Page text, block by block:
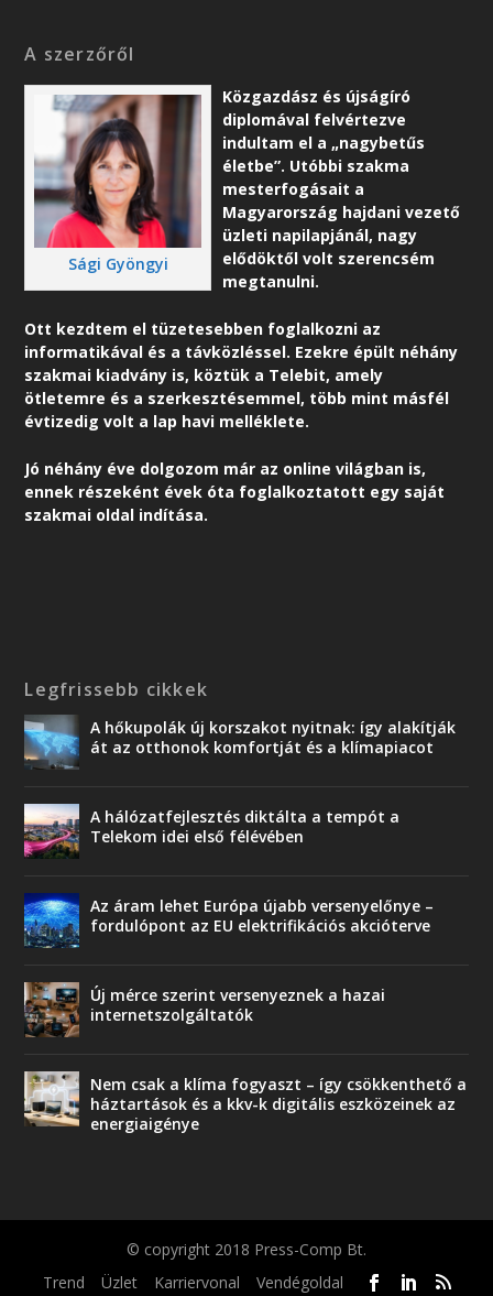
A szerzőről
Sági Gyöngyi
Közgazdász és újságíró
diplomával felvértezve
indultam el a „nagybetűs
életbe”. Utóbbi szakma
mesterfogásait a
Magyarország hajdani vezető
üzleti napilapjánál, nagy
elődöktől volt szerencsém
megtanulni.
Ott kezdtem el tüzetesebben foglalkozni az
informatikával és a távközléssel. Ezekre épült néhány
szakmai kiadvány is, köztük a Telebit, amely
ötletemre és a szerkesztésemmel, több mint másfél
évtizedig volt a lap havi melléklete.
Jó néhány éve dolgozom már az online világban is,
ennek részeként évek óta foglalkoztatott egy saját
szakmai oldal indítása.
Legfrissebb cikkek
A hőkupolák új korszakot nyitnak: így alakítják
át az otthonok komfortját és a klímapiacot
A hálózatfejlesztés diktálta a tempót a
Telekom idei első félévében
Az áram lehet Európa újabb versenyelőnye –
fordulópont az EU elektrifikációs akcióterve
Új mérce szerint versenyeznek a hazai
internetszolgáltatók
Nem csak a klíma fogyaszt – így csökkenthető a
háztartások és a kkv-k digitális eszközeinek az
energiaigénye
© copyright 2018 Press-Comp Bt.
Trend
Üzlet Karriervonal Vendégoldal